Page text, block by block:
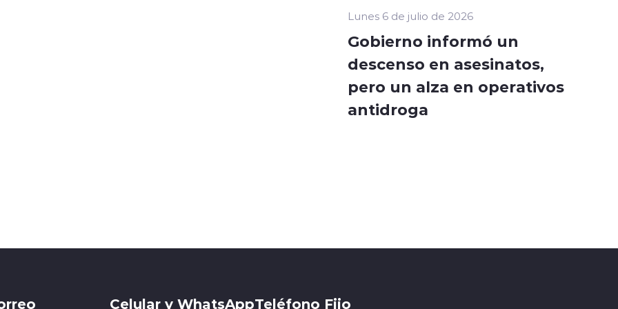
Lunes 6 de julio de 2026
Gobierno informó un
descenso en asesinatos,
pero un alza en operativos
antidroga
Celular y WhatsAppTeléfono Fijo